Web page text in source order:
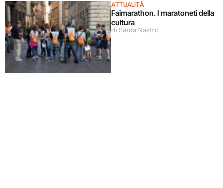
ATTUALITÀ
Faimarathon. I maratoneti della
cultura
di Santa Nastro